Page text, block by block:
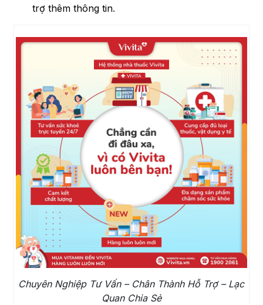
trợ thêm thông tin.
Chuyên Nghiệp Tư Vấn – Chân Thành Hỗ Trợ – Lạc
Quan Chia Sẻ